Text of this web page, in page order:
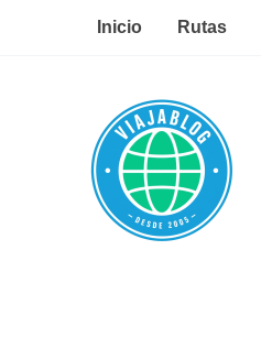
Inicio Rutas